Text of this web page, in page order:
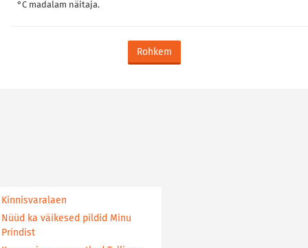
°C madalam näitaja.
Rohkem
Kinnisvaralaen
Nüüd ka väikesed pildid Minu
Prindist